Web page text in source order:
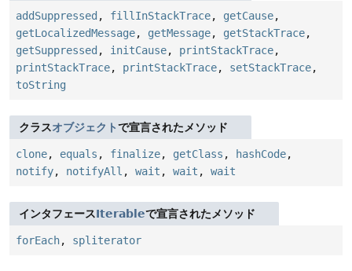
addSuppressed , fillInStackTrace, getCause,
getLocalizedMessage, getMessage, getStackTrace,
getSuppressed , initCause, printStackTrace,
printStackTrace, printStackTrace, setStackTrace,
toString
クラスオブジェクトで宣言されたメソッド
clone, equals , finalize, getClass , hashCode,
notify, notifyAll , wait , wait , wait
インタフェースIterableで宣言されたメソッド
forEach, spliterator